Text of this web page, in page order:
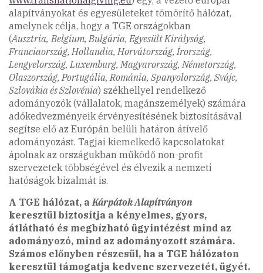
alapítványokat és egyesületeket tömörítő hálózat,
amelynek célja, hogy a TGE országokban
(Ausztria, Belgium, Bulgária, Egyesült Királyság,
Franciaország, Hollandia, Horvátország, Írország,
Lengyelország, Luxemburg, Magyarország, Németország,
Olaszország, Portugália, Románia, Spanyolország, Svájc,
Szlovákia és Szlovénia) székhellyel rendelkező
adományozók (vállalatok, magánszemélyek) számára
adókedvezményeik érvényesítésének biztosításával
segítse elő az Európán belüli határon átívelő
adományozást. Tagjai kiemelkedő kapcsolatokat
ápolnak az országukban működő non-profit
szervezetek többségével és élvezik a nemzeti
hatóságok bizalmát is.
A TGE hálózat, a Kárpátok Alapítványon
keresztül biztosítja a kényelmes, gyors,
átlátható és megbízható ügyintézést mind az
adományozó, mind az adományozott számára.
Számos előnyben részesül, ha a TGE hálózaton
keresztül támogatja kedvenc szervezetét, ügyét.